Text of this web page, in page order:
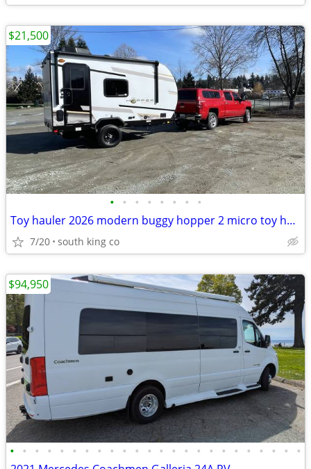
• • • • • • • •
Toy hauler 2026 modern buggy hopper 2 micro toy hauler
7/20 south king co
$21,500
• • • • • • • • • • • • • • • • • • • • • • • •
$94,950